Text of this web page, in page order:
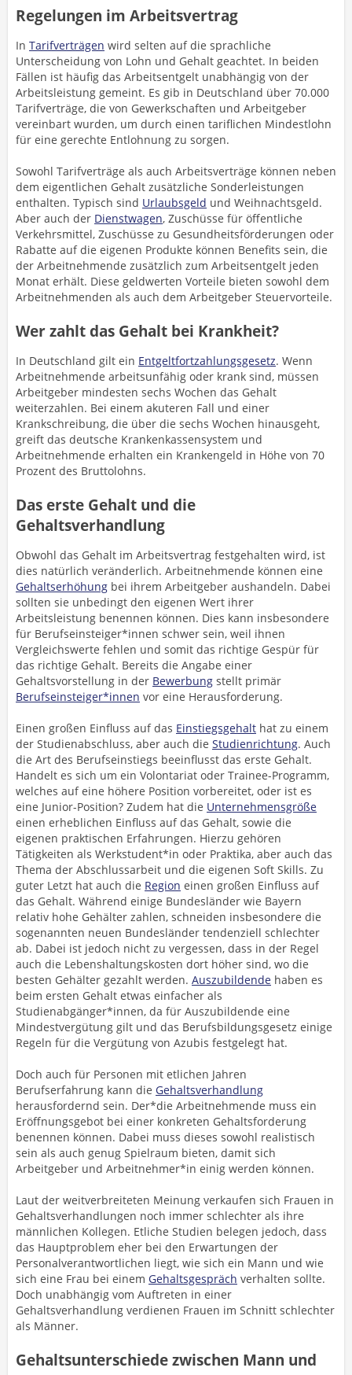
Regelungen im Arbeitsvertrag
In Tarifverträgen wird selten auf die sprachliche
Unterscheidung von Lohn und Gehalt geachtet. In beiden
Fällen ist häufig das Arbeitsentgelt unabhängig von der
Arbeitsleistung gemeint. Es gib in Deutschland über 70.000
Tarifverträge, die von Gewerkschaften und Arbeitgeber
vereinbart wurden, um durch einen tariflichen Mindestlohn
für eine gerechte Entlohnung zu sorgen.
Sowohl Tarifverträge als auch Arbeitsverträge können neben
dem eigentlichen Gehalt zusätzliche Sonderleistungen
enthalten. Typisch sind Urlaubsgeld und Weihnachtsgeld.
Aber auch der Dienstwagen, Zuschüsse für öffentliche
Verkehrsmittel, Zuschüsse zu Gesundheitsförderungen oder
Rabatte auf die eigenen Produkte können Benefits sein, die
der Arbeitnehmende zusätzlich zum Arbeitsentgelt jeden
Monat erhält. Diese geldwerten Vorteile bieten sowohl dem
Arbeitnehmenden als auch dem Arbeitgeber Steuervorteile.
Wer zahlt das Gehalt bei Krankheit?
In Deutschland gilt ein Entgeltfortzahlungsgesetz. Wenn
Arbeitnehmende arbeitsunfähig oder krank sind, müssen
Arbeitgeber mindesten sechs Wochen das Gehalt
weiterzahlen. Bei einem akuteren Fall und einer
Krankschreibung, die über die sechs Wochen hinausgeht,
greift das deutsche Krankenkassensystem und
Arbeitnehmende erhalten ein Krankengeld in Höhe von 70
Prozent des Bruttolohns.
Das erste Gehalt und die
Gehaltsverhandlung
Obwohl das Gehalt im Arbeitsvertrag festgehalten wird, ist
dies natürlich veränderlich. Arbeitnehmende können eine
Gehaltserhöhung bei ihrem Arbeitgeber aushandeln. Dabei
sollten sie unbedingt den eigenen Wert ihrer
Arbeitsleistung benennen können. Dies kann insbesondere
für Berufseinsteiger*innen schwer sein, weil ihnen
Vergleichswerte fehlen und somit das richtige Gespür für
das richtige Gehalt. Bereits die Angabe einer
Gehaltsvorstellung in der Bewerbung stellt primär
Berufseinsteiger*innen vor eine Herausforderung.
Einen großen Einfluss auf das Einstiegsgehalt hat zu einem
der Studienabschluss, aber auch die Studienrichtung. Auch
die Art des Berufseinstiegs beeinflusst das erste Gehalt.
Handelt es sich um ein Volontariat oder Trainee-Programm,
welches auf eine höhere Position vorbereitet, oder ist es
eine Junior-Position? Zudem hat die Unternehmensgröße
einen erheblichen Einfluss auf das Gehalt, sowie die
eigenen praktischen Erfahrungen. Hierzu gehören
Tätigkeiten als Werkstudent*in oder Praktika, aber auch das
Thema der Abschlussarbeit und die eigenen Soft Skills. Zu
guter Letzt hat auch die Region einen großen Einfluss auf
das Gehalt. Während einige Bundesländer wie Bayern
relativ hohe Gehälter zahlen, schneiden insbesondere die
sogenannten neuen Bundesländer tendenziell schlechter
ab. Dabei ist jedoch nicht zu vergessen, dass in der Regel
auch die Lebenshaltungskosten dort höher sind, wo die
besten Gehälter gezahlt werden. Auszubildende haben es
beim ersten Gehalt etwas einfacher als
Studienabgänger*innen, da für Auszubildende eine
Mindestvergütung gilt und das Berufsbildungsgesetz einige
Regeln für die Vergütung von Azubis festgelegt hat.
Doch auch für Personen mit etlichen Jahren
Berufserfahrung kann die Gehaltsverhandlung
herausfordernd sein. Der*die Arbeitnehmende muss ein
Eröffnungsgebot bei einer konkreten Gehaltsforderung
benennen können. Dabei muss dieses sowohl realistisch
sein als auch genug Spielraum bieten, damit sich
Arbeitgeber und Arbeitnehmer*in einig werden können.
Laut der weitverbreiteten Meinung verkaufen sich Frauen in
Gehaltsverhandlungen noch immer schlechter als ihre
männlichen Kollegen. Etliche Studien belegen jedoch, dass
das Hauptproblem eher bei den Erwartungen der
Personalverantwortlichen liegt, wie sich ein Mann und wie
sich eine Frau bei einem Gehaltsgespräch verhalten sollte.
Doch unabhängig vom Auftreten in einer
Gehaltsverhandlung verdienen Frauen im Schnitt schlechter
als Männer.
Gehaltsunterschiede zwischen Mann und